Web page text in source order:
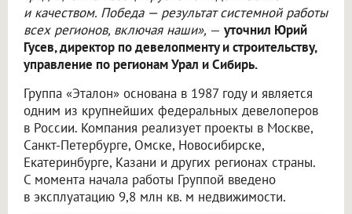
и качеством. Победа — результат системной работы
всех регионов, включая наши», — уточнил Юрий
Гусев, директор по девелопменту и строительству,
управление по регионам Урал и Сибирь.
Группа «Эталон» основана в 1987 году и является
одним из крупнейших федеральных девелоперов
в России. Компания реализует проекты в Москве,
Санкт-Петербурге, Омске, Новосибирске,
Екатеринбурге, Казани и других регионах страны.
С момента начала работы Группой введено
в эксплуатацию 9,8 млн кв. м недвижимости.